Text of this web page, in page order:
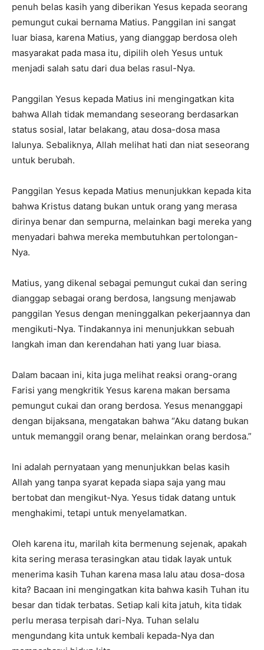
penuh belas kasih yang diberikan Yesus kepada seorang
pemungut cukai bernama Matius. Panggilan ini sangat
luar biasa, karena Matius, yang dianggap berdosa oleh
masyarakat pada masa itu, dipilih oleh Yesus untuk
menjadi salah satu dari dua belas rasul-Nya.
Panggilan Yesus kepada Matius ini mengingatkan kita
bahwa Allah tidak memandang seseorang berdasarkan
status sosial, latar belakang, atau dosa-dosa masa
lalunya. Sebaliknya, Allah melihat hati dan niat seseorang
untuk berubah.
Panggilan Yesus kepada Matius menunjukkan kepada kita
bahwa Kristus datang bukan untuk orang yang merasa
dirinya benar dan sempurna, melainkan bagi mereka yang
menyadari bahwa mereka membutuhkan pertolongan-
Nya.
Matius, yang dikenal sebagai pemungut cukai dan sering
dianggap sebagai orang berdosa, langsung menjawab
panggilan Yesus dengan meninggalkan pekerjaannya dan
mengikuti-Nya. Tindakannya ini menunjukkan sebuah
langkah iman dan kerendahan hati yang luar biasa.
Dalam bacaan ini, kita juga melihat reaksi orang-orang
Farisi yang mengkritik Yesus karena makan bersama
pemungut cukai dan orang berdosa. Yesus menanggapi
dengan bijaksana, mengatakan bahwa “Aku datang bukan
untuk memanggil orang benar, melainkan orang berdosa.”
Ini adalah pernyataan yang menunjukkan belas kasih
Allah yang tanpa syarat kepada siapa saja yang mau
bertobat dan mengikut-Nya. Yesus tidak datang untuk
menghakimi, tetapi untuk menyelamatkan.
Oleh karena itu, marilah kita bermenung sejenak, apakah
kita sering merasa terasingkan atau tidak layak untuk
menerima kasih Tuhan karena masa lalu atau dosa-dosa
kita? Bacaan ini mengingatkan kita bahwa kasih Tuhan itu
besar dan tidak terbatas. Setiap kali kita jatuh, kita tidak
perlu merasa terpisah dari-Nya. Tuhan selalu
mengundang kita untuk kembali kepada-Nya dan